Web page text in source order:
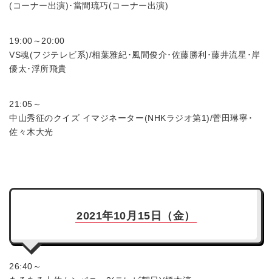
(コーナー出演)･當間琉巧(コーナー出演)
19:00～20:00
VS魂(フジテレビ系)/相葉雅紀･風間俊介･佐藤勝利･藤井流星･岸
優太･浮所飛貴
21:05～
中山秀征のクイズ イマジネーター(NHKラジオ第1)/菅田琳寧･
佐々木大光
2021年10月15日（金）
26:40～